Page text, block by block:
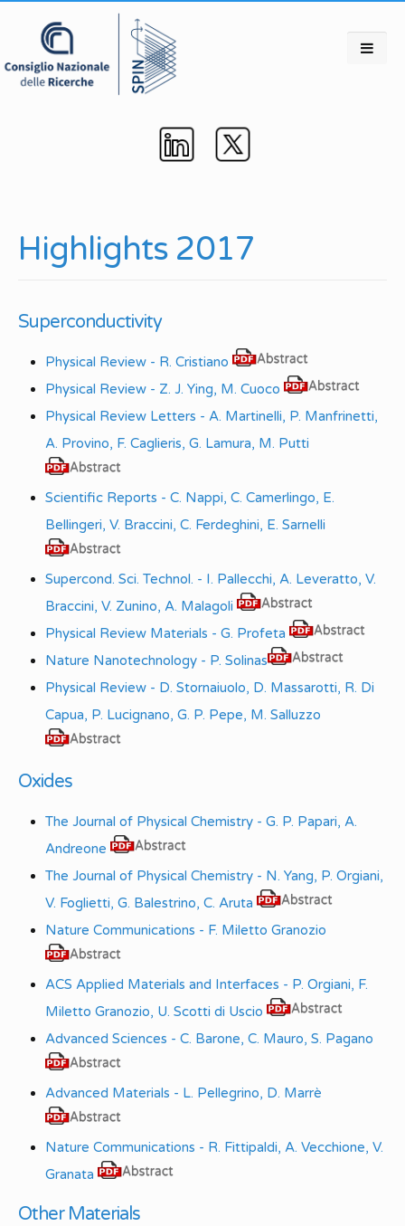
Highlights 2017
Superconductivity
Physical Review - R. Cristiano
Physical Review - Z. J. Ying, M. Cuoco
Physical Review Letters - A. Martinelli, P. Manfrinetti,
A. Provino, F. Caglieris, G. Lamura, M. Putti
Scientific Reports - C. Nappi, C. Camerlingo, E.
Bellingeri, V. Braccini, C. Ferdeghini, E. Sarnelli
Supercond. Sci. Technol. - I. Pallecchi, A. Leveratto, V.
Braccini, V. Zunino, A. Malagoli
Physical Review Materials - G. Profeta
Nature Nanotechnology - P. Solinas
Physical Review - D. Stornaiuolo, D. Massarotti, R. Di
Capua, P. Lucignano, G. P. Pepe, M. Salluzzo
Oxides
The Journal of Physical Chemistry - G. P. Papari, A.
Andreone
The Journal of Physical Chemistry - N. Yang, P. Orgiani,
V. Foglietti, G. Balestrino, C. Aruta
Nature Communications - F. Miletto Granozio
ACS Applied Materials and Interfaces - P. Orgiani, F.
Miletto Granozio, U. Scotti di Uscio
Advanced Sciences - C. Barone, C. Mauro, S. Pagano
Advanced Materials - L. Pellegrino, D. Marrè
Nature Communications - R. Fittipaldi, A. Vecchione, V.
Granata
Other Materials